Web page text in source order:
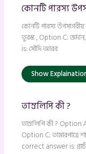
কোনটি পারস্য
কোনটি পারস্য
তুরস্ক , Option C:
is: সৌদি আরব
Show
তাম্রলিপি কী ?
তাম্রলিপি কী ? Option A:
Option C: তামারপাত্রে
correct answer is: